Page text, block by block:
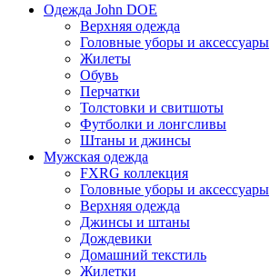
Одежда John DOE
Верхняя одежда
Головные уборы и аксессуары
Жилеты
Обувь
Перчатки
Толстовки и свитшоты
Футболки и лонгсливы
Штаны и джинсы
Мужская одежда
FXRG коллекция
Головные уборы и аксессуары
Верхняя одежда
Джинсы и штаны
Дождевики
Домашний текстиль
Жилетки